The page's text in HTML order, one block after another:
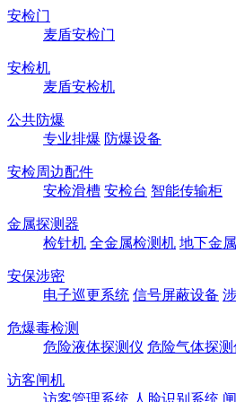
安检门
麦盾安检门
安检机
麦盾安检机
公共防爆
专业排爆 防爆设备
安检周边配件
安检滑槽 安检台 智能传输柜
金属探测器
检针机 全金属检测机 地下金
安保涉密
电子巡更系统 信号屏蔽设备
危爆毒检测
危险液体探测仪 危险气体探测
访客闸机